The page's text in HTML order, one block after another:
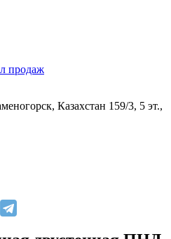
продаж
Казахстан 159/3, 5 эт.,